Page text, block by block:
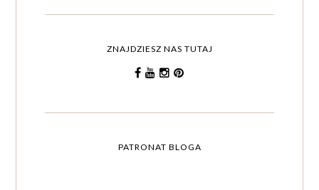
ZNAJDZIESZ NAS TUTAJ
PATRONAT BLOGA